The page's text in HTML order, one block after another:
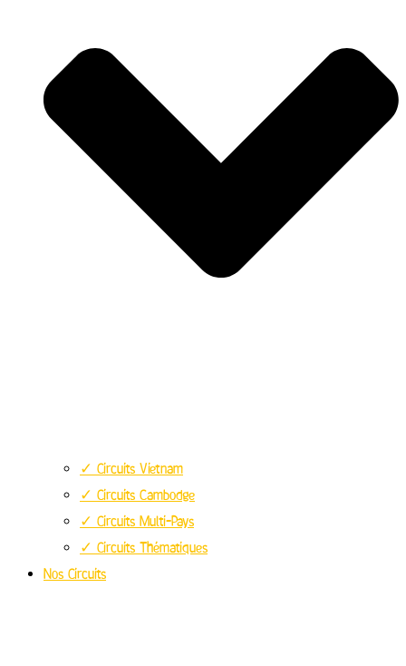
✓ Circuits Vietnam
✓ Circuits Cambodge
✓ Circuits Multi-Pays
✓ Circuits Thématiques
Nos Circuits